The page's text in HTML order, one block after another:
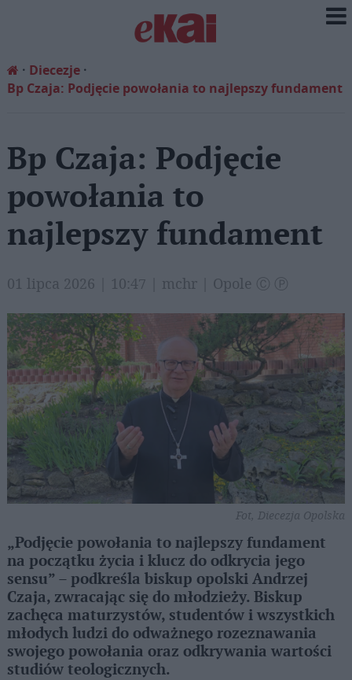
Diecezje
Bp Czaja: Podjęcie powołania to najlepszy fundament
Bp Czaja: Podjęcie
powołania to
najlepszy fundament
01 lipca 2026 | 10:47 | mchr | Opole Ⓒ Ⓟ
Fot, Diecezja Opolska
„Podjęcie powołania to najlepszy fundament
na początku życia i klucz do odkrycia jego
sensu” – podkreśla biskup opolski Andrzej
Czaja, zwracając się do młodzieży. Biskup
zachęca maturzystów, studentów i wszystkich
młodych ludzi do odważnego rozeznawania
swojego powołania oraz odkrywania wartości
studiów teologicznych.